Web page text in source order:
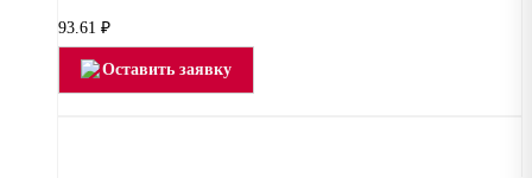
93.61 ₽
Оставить заявку